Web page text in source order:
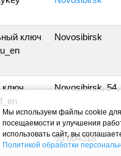
ключ
Novosibirsk
ключ
Novosibirsk,
55.064318
Мы используем файлы cookie
посещаемости и улучшения
использовать сайт, вы
Политикой обработки